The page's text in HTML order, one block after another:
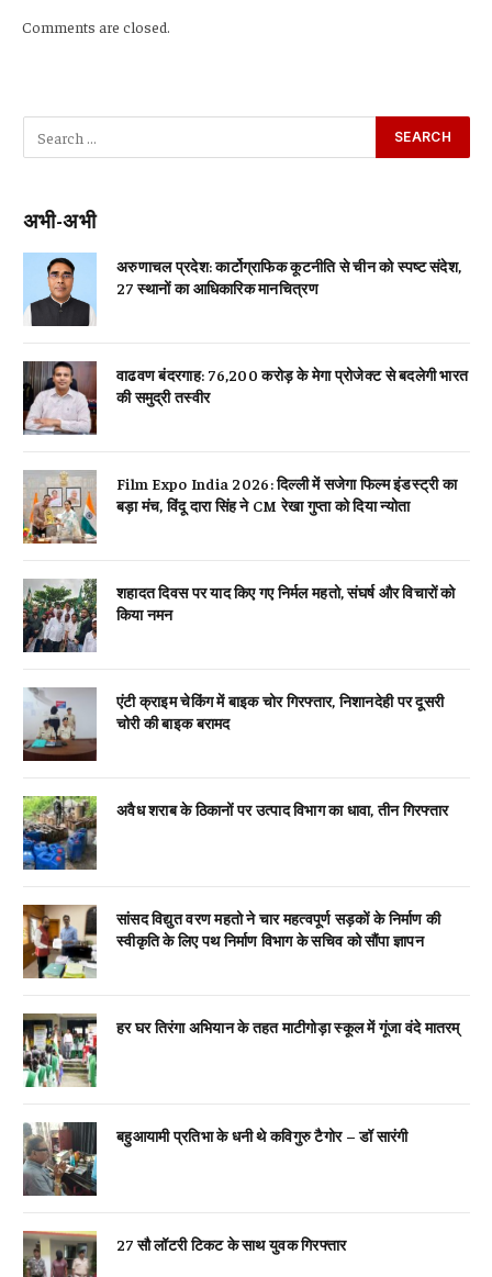
Comments are closed.
अभी-अभी
अरुणाचल प्रदेश: कार्टोग्राफिक कूटनीति से चीन को स्पष्ट संदेश,
27 स्थानों का आधिकारिक मानचित्रण
वाढवण बंदरगाह: 76,200 करोड़ के मेगा प्रोजेक्ट से बदलेगी भारत
की समुद्री तस्वीर
Film Expo India 2026: दिल्ली में सजेगा फिल्म इंडस्ट्री का
बड़ा मंच, विंदू दारा सिंह ने CM रेखा गुप्ता को दिया न्योता
शहादत दिवस पर याद किए गए निर्मल महतो, संघर्ष और विचारों को
किया नमन
एंटी क्राइम चेकिंग में बाइक चोर गिरफ्तार, निशानदेही पर दूसरी
चोरी की बाइक बरामद
अवैध शराब के ठिकानों पर उत्पाद विभाग का धावा, तीन गिरफ्तार
सांसद विद्युत वरण महतो ने चार महत्वपूर्ण सड़कों के निर्माण की
स्वीकृति के लिए पथ निर्माण विभाग के सचिव को सौंपा ज्ञापन
हर घर तिरंगा अभियान के तहत माटीगोड़ा स्कूल में गूंजा वंदे मातरम्
बहुआयामी प्रतिभा के धनी थे कविगुरु टैगोर – डॉ सारंगी
27 सौ लॉटरी टिकट के साथ युवक गिरफ्तार